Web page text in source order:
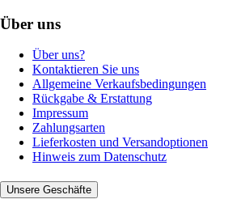
Über uns
Über uns?
Kontaktieren Sie uns
Allgemeine Verkaufsbedingungen
Rückgabe & Erstattung
Impressum
Zahlungsarten
Lieferkosten und Versandoptionen
Hinweis zum Datenschutz
Unsere Geschäfte